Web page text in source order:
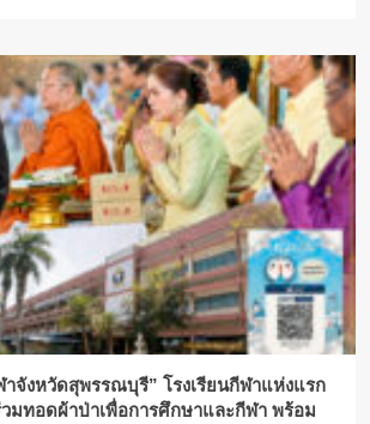
าจังหวัดสุพรรณบุรี” โรงเรียนกีฬาแห่งแรก
มทอดผ้าป่าเพื่อการศึกษาและกีฬา พร้อม